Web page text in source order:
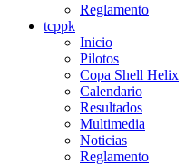
Reglamento
tcppk
Inicio
Pilotos
Copa Shell Helix
Calendario
Resultados
Multimedia
Noticias
Reglamento